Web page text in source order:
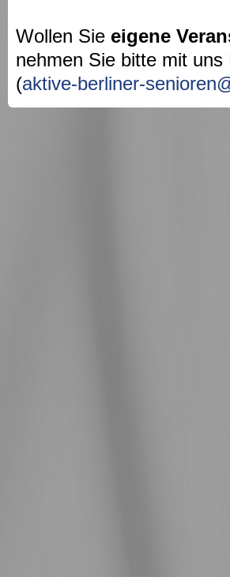
Wollen Sie eigene
nehmen Sie bitte mit uns
(aktive-berliner-